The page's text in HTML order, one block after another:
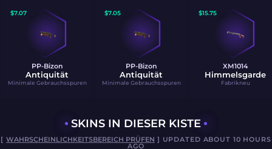
$7.07
PP-Bizon
Antiquität
Minimale Gebrauchsspuren
$7.05
PP-Bizon
Antiquität
Minimale Gebrauchsspuren
$15.75
XM1014
Himmelsgarde
Fabrikneu
SKINS IN DIESER KISTE
[ WAHRSCHEINLICHKEITSBEREICH PRÜFEN ] UPDATED ABOUT 10 HOURS
AGO